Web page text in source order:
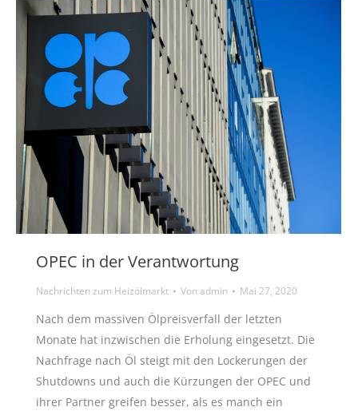
OPEC in der Verantwortung
Nachrichten zum Heizölmarkt Vonadmin Mai 27, 2020
Nach dem massiven Ölpreisverfall der letzten
Monate hat inzwischen die Erholung eingesetzt. Die
Nachfrage nach Öl steigt mit den Lockerungen der
Shutdowns und auch die Kürzungen der OPEC und
ihrer Partner greifen besser, als es manch ein